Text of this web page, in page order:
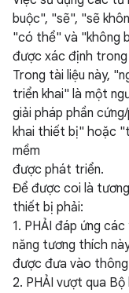
buộc", "sẽ", "sẽ
"có thể" và "không
được xác định trong
Trong tài liệu này,
triển khai" là một
giải pháp phần
khai thiết bị" hoặc
mềm
được phát triển.
Để được coi là
thiết bị phải:
1. PHẢI đáp ứng
năng tương thích
được đưa vào
2. PHẢI vượt qua